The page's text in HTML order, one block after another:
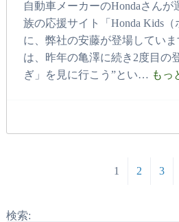
自動車メーカーのHondaさん
族の応援サイト「Honda Kids（
に、弊社の安藤が登場してい
は、昨年の亀澤に続き2度目の
ぎ」を見に行こう”とい… もっ
1 2 3
検索: